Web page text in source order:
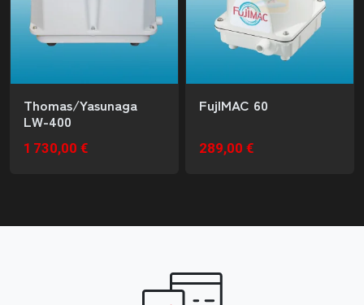
Thomas/Yasunaga
LW-400
1 730,00 €
FujIMAC 60
289,00 €